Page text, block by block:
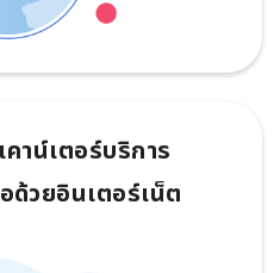
าน์เตอร์บริการ
ด้วยอินเตอร์เน็ต